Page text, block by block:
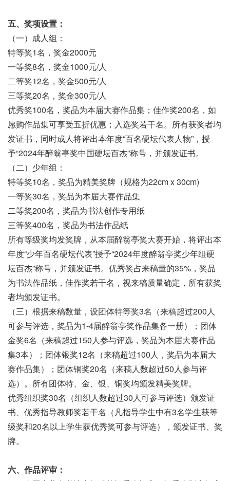
五、奖项设置：
（一）成人组：
特等奖1名，奖金2000元
一等奖8名，奖金1000元/人
二等奖12名，奖金500元/人
三等奖20名，奖金300元/人
优秀奖100名，奖品为本届大赛作品集；佳作奖200名，如
愿购作品集可享受五折优惠；入选奖若干名。所有获奖者均
发证书，同时成人将评出本年度“百名硬坛代表人物”，授
予“2024年醉翁亭奖中国硬坛百杰”称号，并颁发证书。
（二）少年组：
特等奖10名，奖品为精美奖牌（规格为22cm x 30cm)
一等奖30名，奖品为本届大赛作品集
二等奖200名，奖品为书法创作专用纸
三等奖400名，奖品为书法作品纸
所有等级奖均发奖牌，从本届醉翁亭奖大赛开始，将评出本
年度“少年百名硬坛代表”授予“2024年度醉翁亭奖少年组硬
坛百杰”称号，并颁发证书。优秀奖占来稿量的35%，奖品
为书法作品纸，佳作奖若干名，视来稿质量确定，所有获奖
者均颁发证书。
（三）根据来稿数量，设团体特等奖3名（来稿超过200人
可参与评选，奖品为1-4届醉翁亭奖作品集各一册）；团体
金奖6名（来稿超过150人参与评选，奖品为本届大赛作品
集3本）；团体银奖12名（来稿超过100人，奖品为本届大
赛作品集）；团体铜奖20名（来稿人数超过50人参与评
选）。所有团体特、金、银、铜奖均颁发精美奖牌。
优秀组织奖30名（组织人数超过30人可参与评选）颁发证
书、优秀指导教师奖若干名（凡指导学生中有3名学生获等
级奖和20名以上学生获优秀奖可参与评选），颁发证书、奖
牌。
六、作品评审：